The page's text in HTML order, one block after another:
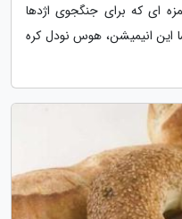
ای که برای جنگجوی اژدها
انیمیشن، هوس نودل کره